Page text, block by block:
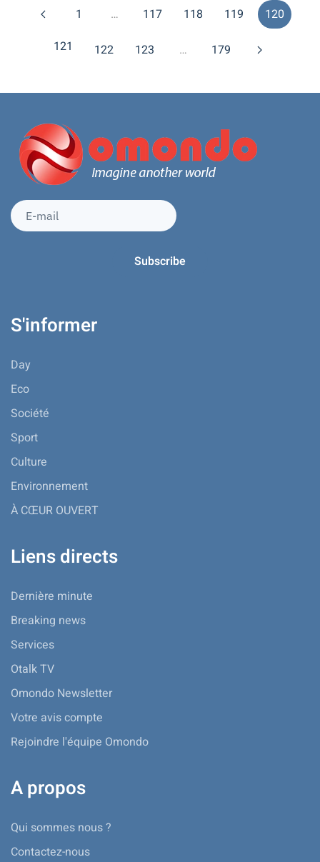
1 … 117 118 119
120
121
122 123 … 179
S'informer
Day
Eco
Société
Sport
Culture
Environnement
À CŒUR OUVERT
Liens directs
Dernière minute
Breaking news
Services
Otalk TV
Omondo Newsletter
Votre avis compte
Rejoindre l'équipe Omondo
A propos
Qui sommes nous ?
Contactez-nous